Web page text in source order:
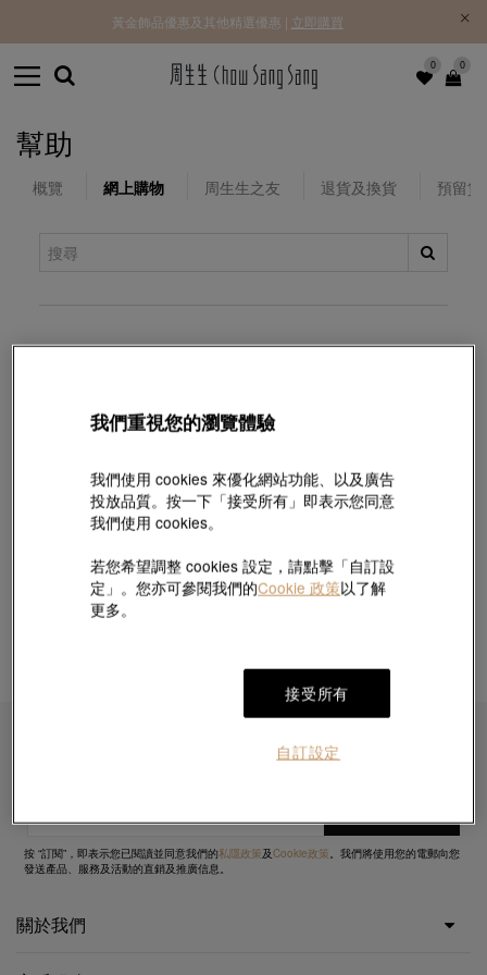
0 0
黃金飾品優惠及其他精選優惠 | 立即購買
幫助
概覽 網上購物 周生生之友 退貨及換貨 預留
2. 付款
3. 定價
4. 貨品配送
5. 關稅及稅項
即時訂閱接收最新的優惠資訊
按 “訂閱”，即表示您已閱讀並同意我們的私隱政策及Cookie政策。我們將使用您的電郵向您
發送產品、服務及活動的直銷及推廣信息。
關於我們
我們重視您的瀏覽體驗
我們使用 cookies 來優化網站功能、以及廣告
投放品質。按一下「接受所有」即表示您同意
我們使用 cookies。
若您希望調整 cookies 設定，請點擊「自訂設
定」。您亦可參閱我們的Cookie 政策以了解
更多。
接受所有
自訂設定